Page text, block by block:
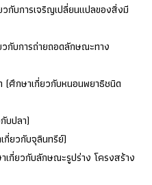
บการเจริญเปลี่ยนแปลของสิ่งมี
กับการถ่ายถอดลักษณะทาง
ศึกษาเกี่ยวกับหนอนพยาธิชนิด
บปลา)
ยวกับจุลินทรีย์)
กี่ยวกับลักษณะรูปร่าง โครงสร้าง